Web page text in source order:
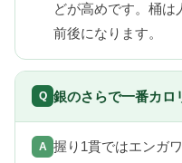
どが高めです。桶は
前後になります。
銀のさらで一番カロ
握り1貫ではエンガ